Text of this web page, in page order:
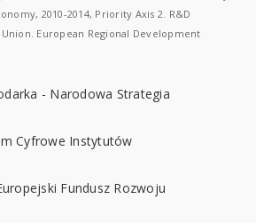
2010-2014, Priority Axis 2. R&D
European Regional Development